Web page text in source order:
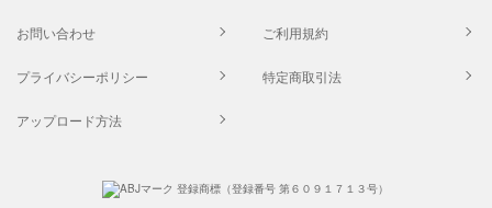
お問い合わせ ご利用規約
プライバシーポリシー 特定商取引法
アップロード方法